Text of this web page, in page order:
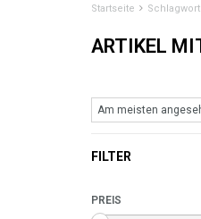
Startseite
ARTIKEL
FILTER
PREIS